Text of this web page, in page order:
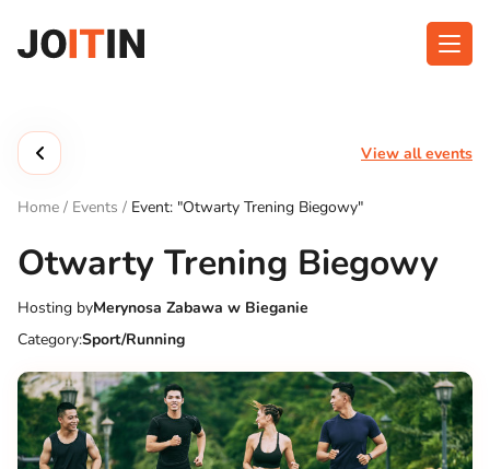
content
View all events
Home / Events / Event: "Otwarty Trening Biegowy"
Otwarty Trening Biegowy
Hosting byMerynosa Zabawa w Bieganie
Category:Sport/Running